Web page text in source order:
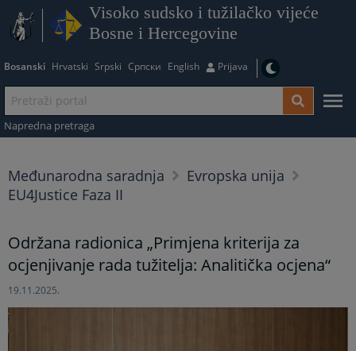
Visoko sudsko i tužilačko vijeće
Bosne i Hercegovine
Bosanski Hrvatski Srpski Српски English Prijava
Napredna pretraga
Međunarodna saradnja
Evropska unija
EU4Justice Faza II
Održana radionica „Primjena kriterija za
ocjenjivanje rada tužitelja: Analitička ocjena“
19.11.2025.